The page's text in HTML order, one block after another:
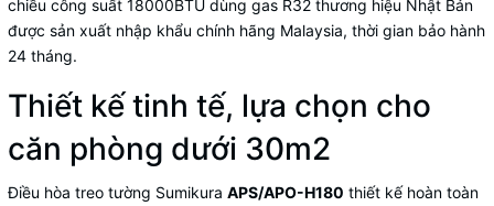
chiều công suất 18000BTU dùng gas R32 thương hiệu Nhật Bản
được sản xuất nhập khẩu chính hãng Malaysia, thời gian bảo hành
24 tháng.
Thiết kế tinh tế, lựa chọn cho
căn phòng dưới 30m2
Điều hòa treo tường Sumikura APS/APO-H180 thiết kế hoàn toàn